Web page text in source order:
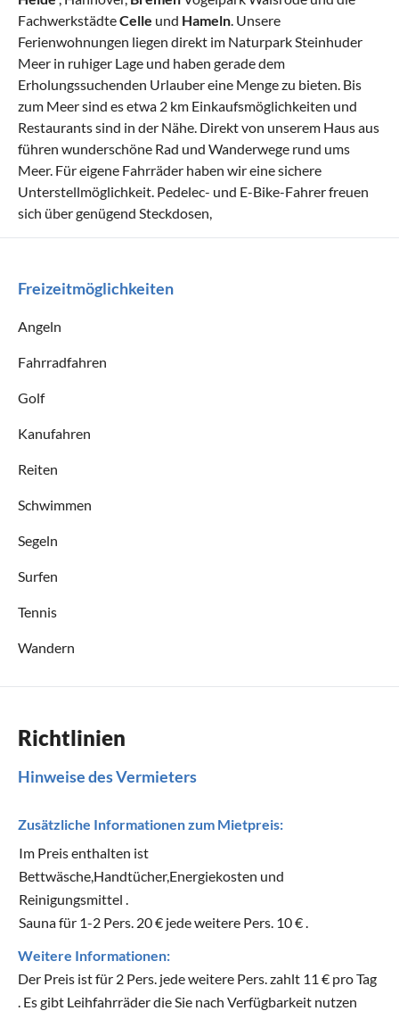
FachwerkstädteCelle und Hameln . Unsere
Ferienwohnungen liegen direkt im Naturpark Steinhuder
Meer in ruhiger Lage und haben gerade dem
Erholungssuchenden Urlauber eine Menge zu bieten. Bis
zum Meer sind es etwa 2 km Einkaufsmöglichkeiten und
Restaurants sind in der Nähe. Direkt von unserem Haus aus
führen wunderschöne Rad und Wanderwege rund ums
Meer. Für eigene Fahrräder haben wir eine sichere
Unterstellmöglichkeit. Pedelec- und E-Bike-Fahrer freuen
sich über genügend Steckdosen,
Freizeitmöglichkeiten
Angeln
Fahrradfahren
Golf
Kanufahren
Reiten
Schwimmen
Segeln
Surfen
Tennis
Wandern
Richtlinien
Hinweise des Vermieters
Zusätzliche Informationen zum Mietpreis:
Im Preis enthalten ist
Bettwäsche,Handtücher,Energiekosten und
Reinigungsmittel .
Sauna für 1-2 Pers. 20 € jede weitere Pers. 10 € .
Weitere Informationen:
Der Preis ist für 2 Pers. jede weitere Pers. zahlt 11 € pro Tag
. Es gibt Leihfahrräder die Sie nach Verfügbarkeit nutzen